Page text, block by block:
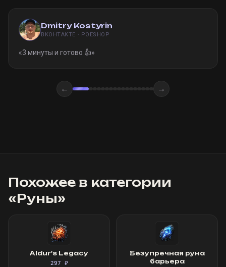
Dmitry Kostyrin
ВКОНТАКТЕ · POESHOP
«3 минуты и готово 👍»
← →
Похожее в категории
«Руны»
Aldur's Legacy
297 ₽
Безупречная руна
барьера